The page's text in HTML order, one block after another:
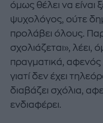
όμως θέλει να είναι
ψυχολόγος, ούτε
προλάβει όλους.
σχολιάζεται», λέει,
πραγματικά, αφενός
γιατί δεν έχει
διαβάζει σχόλια,
ενδιαφέρει.